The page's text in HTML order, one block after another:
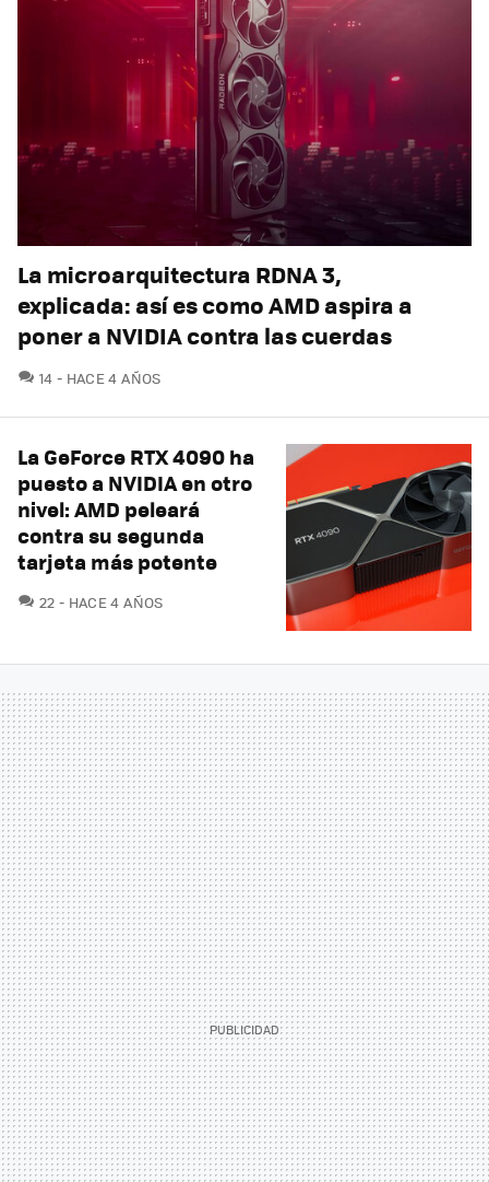
La microarquitectura RDNA 3,
explicada: así es como AMD aspira a
poner a NVIDIA contra las cuerdas
14 COMENTARIOS
HACE 4 AÑOS
La GeForce RTX 4090 ha
puesto a NVIDIA en otro
nivel: AMD peleará
contra su segunda
tarjeta más potente
22 COMENTARIOS
HACE 4 AÑOS